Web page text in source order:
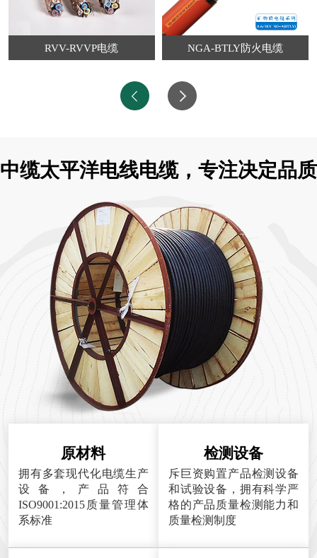
RVV-RVVP电缆 NGA-BTLY防火电缆
中缆太平洋电线电缆，专注决定品质
原材料
拥有多套现代化电缆生产
设备，产品符合
ISO9001:2015质量管理体
系标准
检测设备
斥巨资购置产品检测设备
和试验设备，拥有科学严
格的产品质量检测能力和
质量检测制度